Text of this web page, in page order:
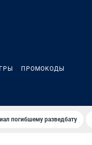
ПРОМОКОДЫ
погибшему разведбату